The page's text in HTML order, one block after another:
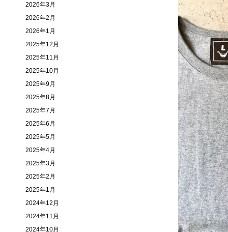
2026年3月
2026年2月
2026年1月
2025年12月
2025年11月
2025年10月
2025年9月
2025年8月
2025年7月
2025年6月
2025年5月
2025年4月
2025年3月
2025年2月
2025年1月
2024年12月
2024年11月
2024年10月